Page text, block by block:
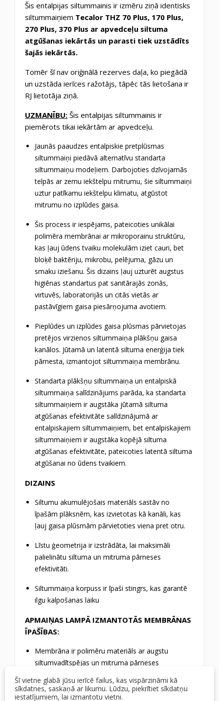
Šis entalpijas siltummainis ir izmēru ziņā identisks
siltummaiņiem Tecalor THZ 70 Plus, 170 Plus,
270 Plus, 370 Plus ar apvedceļu siltuma
atgūšanas iekārtās un parasti tiek uzstādīts
šajās iekārtās.
Tomēr šī nav oriģinālā rezerves daļa, ko piegādā
un uzstāda ierīces ražotājs, tāpēc tās lietošana ir
RJ lietotāja ziņā.
UZMANĪBU: Šis entalpijas siltummainis ir
piemērots tikai iekārtām ar apvedceļu.
Jaunās paaudzes entalpiskie pretplūsmas
siltummaiņi piedāvā alternatīvu standarta
siltummaiņu modeļiem. Darbojoties dzīvojamās
telpās ar zemu iekštelpu mitrumu, šie siltummaiņi
uztur patīkamu iekštelpu klimatu, atgūstot
mitrumu no izplūdes gaisa.
Šis process ir iespējams, pateicoties unikālai
polimēra membrānai ar mikroporainu struktūru,
kas ļauj ūdens tvaiku molekulām iziet cauri, bet
bloķē baktēriju, mikrobu, pelējuma, gāzu un
smaku iziešanu. Šis dizains ļauj uzturēt augstus
higiēnas standartus pat sanitārajās zonās,
virtuvēs, laboratorijās un citās vietās ar
pastāvīgiem gaisa piesārņojuma avotiem.
Pieplūdes un izplūdes gaisa plūsmas pārvietojas
pretējos virzienos siltummaiņa plākšņu gaisa
kanālos. Jūtamā un latentā siltuma enerģija tiek
pārnesta, izmantojot siltummaiņa membrānu.
Standarta plākšņu siltummaiņa un entalpiskā
siltummaiņa salīdzinājums parāda, ka standarta
siltummaiņiem ir augstāka jūtamā siltuma
atgūšanas efektivitāte salīdzinājumā ar
entalpiskajiem siltummaiņiem, bet entalpiskajiem
siltummaiņiem ir augstāka kopējā siltuma
atgūšanas efektivitāte, pateicoties latentā siltuma
atgūšanai no ūdens tvaikiem.
DIZAINS
Siltumu akumulējošais materiāls sastāv no
īpašām plāksnēm, kas izvietotas kā kanāli, kas
ļauj gaisa plūsmām pārvietoties viena pret otru.
Līstu ģeometrija ir izstrādāta, lai maksimāli
palielinātu siltuma un mitruma pārneses
efektivitāti.
Siltummaiņa korpuss ir īpaši stingrs, kas garantē
ilgu kalpošanas laiku
APMAIŅAS LAMPĀ IZMANTOTĀS MEMBRĀNAS
ĪPAŠĪBAS:
Membrāna ir polimēru materiāls ar augstu
siltumvadītspējas un mitruma pārneses
Membrāna ļauj ūdens tvaikiem iziet cauri, bet
bloķē bioloģisko piesārņotāju, vīrusu, gāzu un
Šī vietne glabā jūsu ierīcē failus, kas vispārzināmi kā
sīkdatnes, saskaņā ar likumu. Lūdzu, piekrītiet sīkdatņu
iestatījumiem, lai izmantotu vietni.